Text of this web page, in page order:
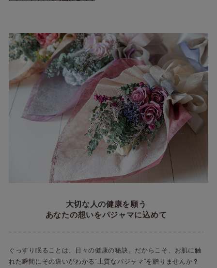
大切な人の健康を願う
あなたの想いをパジャマに込めて
ぐっすり眠ることは、日々の健康の秘訣。だからこそ、お肌に触
れた瞬間にその違いがわかる“上質なパジャマ”を贈りませんか？